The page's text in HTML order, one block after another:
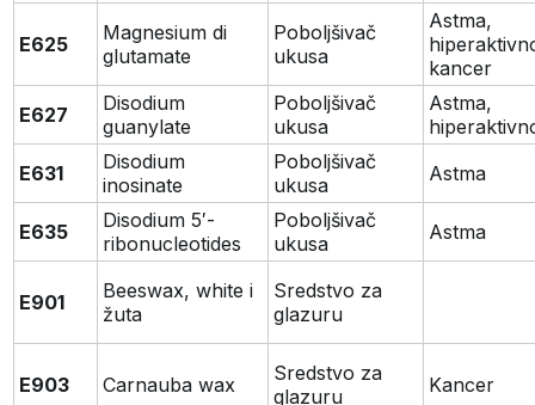
E625
Magnesium di
glutamate
Poboljšivač
ukusa
Astma,
kancer
E627
Disodium
guanylate
Poboljšivač
ukusa
Astma,
E631
Disodium
inosinate
Poboljšivač
ukusa
Astma
E635
Disodium 5′-
ribonucleotides
Poboljšivač
ukusa
Astma
E901
Beeswax, white i
žuta
Sredstvo za
glazuru
E903 Carnauba wax
Sredstvo za
glazuru
Kancer